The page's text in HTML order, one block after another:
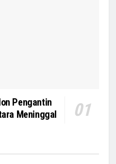
Pengantin
Meninggal